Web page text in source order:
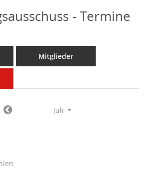
- Termine
Mitglieder
Juli